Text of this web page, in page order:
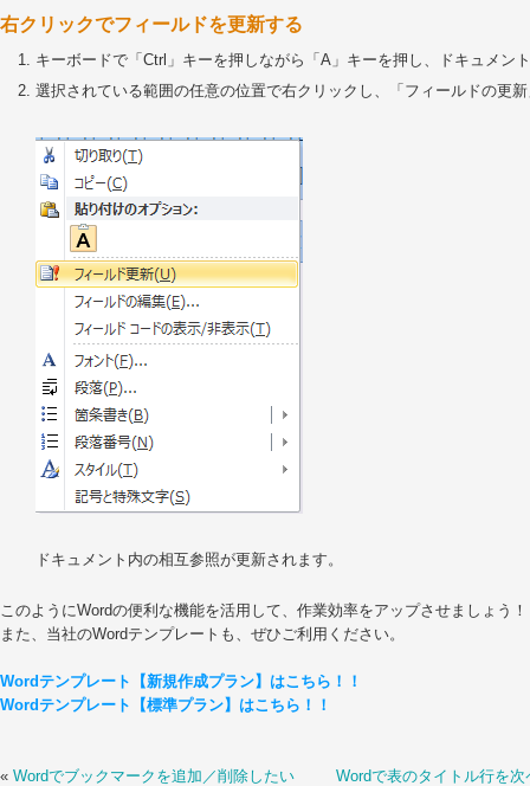
右クリックでフィールドを更新する
キーボードで「Ctrl」キーを押しながら「A」キーを押し、ドキュメン
選択されている範囲の任意の位置で右クリックし、「フィールドの更
ドキュメント内の相互参照が更新されます。
このようにWordの便利な機能を活用して、作業効率をアップさせましょう！
また、当社のWordテンプレートも、ぜひご利用ください。
Wordテンプレート【新規作成プラン】はこちら！！
Wordテンプレート【標準プラン】はこちら！！
« Wordでブックマークを追加／削除したい Wordで表のタイトル行を